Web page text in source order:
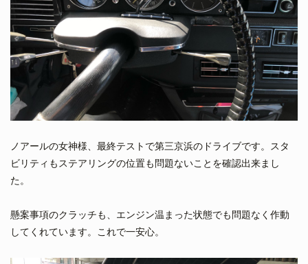
ノアールの女神様、最終テストで第三京浜のドライブです。スタ
ビリティもステアリングの位置も問題ないことを確認出来まし
た。
懸案事項のクラッチも、エンジン温まった状態でも問題なく作動
してくれています。これで一安心。